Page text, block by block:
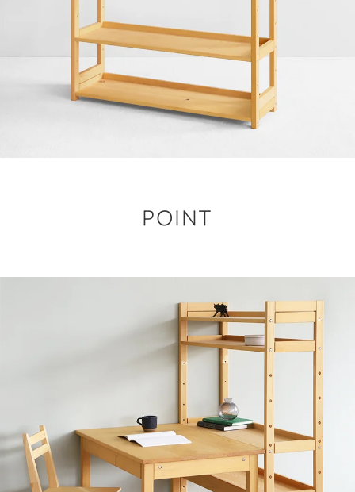
POINT